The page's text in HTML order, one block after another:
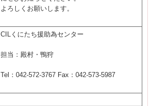
よろしくお願いします。
CILくにたち援助為センター
担当：殿村・鴨狩
Tel：042-572-3767 Fax：042-573-5987